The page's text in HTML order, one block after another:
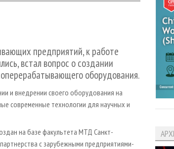
предприятий, к работе
встал вопрос о создании
оборудования.
и внедрении своего оборудования на
современные технологии для научных и
на базе факультета МТД Санкт-
с зарубежными предприятиями-